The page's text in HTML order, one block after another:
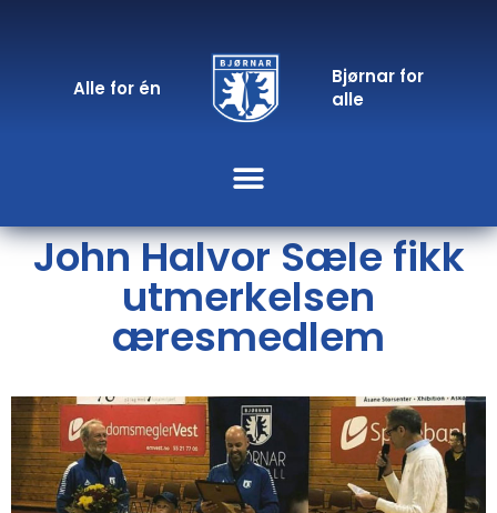
Alle for én
Bjørnar for
alle
John Halvor Sæle fikk
utmerkelsen
æresmedlem